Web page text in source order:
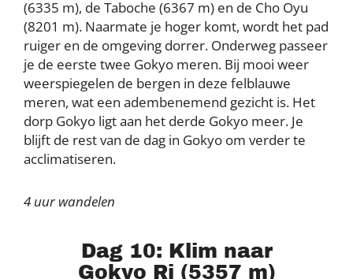
(6335 m), de Taboche (6367 m) en de Cho Oyu
(8201 m). Naarmate je hoger komt, wordt het pad
ruiger en de omgeving dorrer. Onderweg passeer
je de eerste twee Gokyo meren. Bij mooi weer
weerspiegelen de bergen in deze felblauwe
meren, wat een adembenemend gezicht is. Het
dorp Gokyo ligt aan het derde Gokyo meer. Je
blijft de rest van de dag in Gokyo om verder te
acclimatiseren.
4 uur wandelen
Dag 10: Klim naar
Gokyo Ri (5357 m)